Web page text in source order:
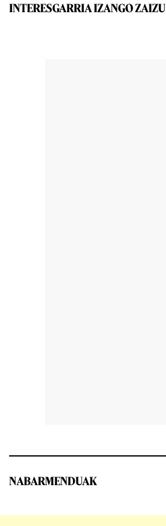
INTERESGARRIA IZANGO ZAIZU
NABARMENDUAK